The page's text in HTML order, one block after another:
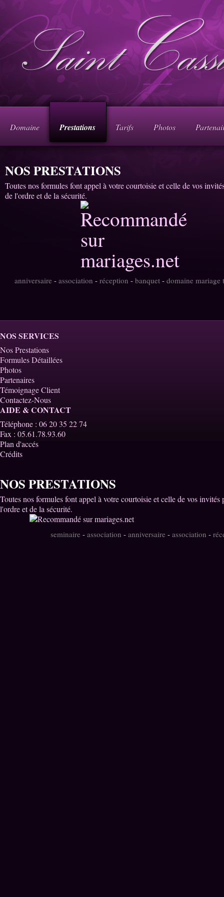
Domaine Prestations Tarifs Photos
NOS PRESTATIONS
Toutes nos formules font appel à votre courtoisie et celle de vos
de l'ordre et de la sécurité.
anniversaire - association - réception - banquet - domaine mariage
NOS SERVICES
Nos Prestations
Formules Détaillées
Photos
Partenaires
Témoignage Client
Contactez-Nous
AIDE & CONTACT
Téléphone : 06 20 35 22 74
Fax : 05.61.78.93.60
Plan d'accés
Crédits
NOS PRESTATIONS
Toutes nos formules font appel à votre courtoisie et celle de vos
l'ordre et de la sécurité.
seminaire - association - anniversaire - association -